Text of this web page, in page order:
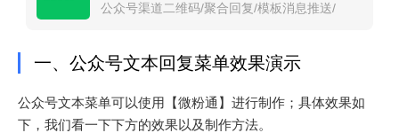
公众号渠道二维码/聚合回复/模板消息推送/
一、公众号文本回复菜单效果演示
公众号文本菜单可以使用【微粉通】进行制作；具体效果如
下，我们看一下下方的效果以及制作方法。